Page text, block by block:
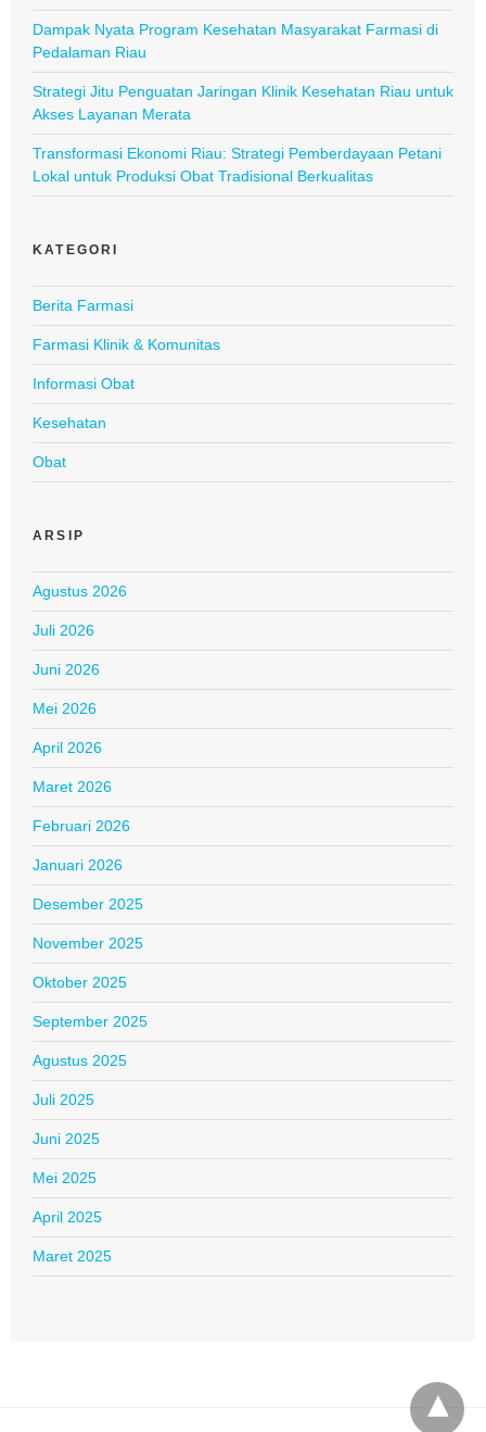
Dampak Nyata Program Kesehatan Masyarakat Farmasi di
Pedalaman Riau
Strategi Jitu Penguatan Jaringan Klinik Kesehatan Riau untuk
Akses Layanan Merata
Transformasi Ekonomi Riau: Strategi Pemberdayaan Petani
Lokal untuk Produksi Obat Tradisional Berkualitas
KATEGORI
Berita Farmasi
Farmasi Klinik & Komunitas
Informasi Obat
Kesehatan
Obat
ARSIP
Agustus 2026
Juli 2026
Juni 2026
Mei 2026
April 2026
Maret 2026
Februari 2026
Januari 2026
Desember 2025
November 2025
Oktober 2025
September 2025
Agustus 2025
Juli 2025
Juni 2025
Mei 2025
April 2025
Maret 2025